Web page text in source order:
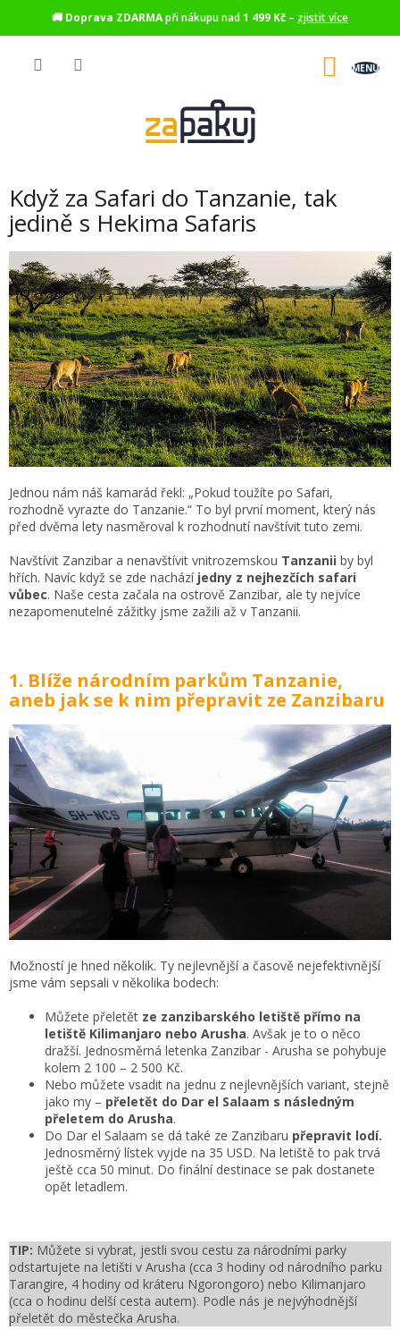
🚚 Doprava ZDARMApři nákupu nad1 499 Kč – zjistit více
Když za Safari do Tanzanie, tak
jedině s Hekima Safaris
Jednou nám náš kamarád řekl: „Pokud toužíte po Safari,
rozhodně vyrazte do Tanzanie.“ To byl první moment, který nás
před dvěma lety nasměroval k rozhodnutí navštívit tuto zemi.
Navštívit Zanzibar a nenavštívit vnitrozemskou Tanzanii by byl
hřích. Navíc když se zde nachází jedny z nejhezčích safari
vůbec. Naše cesta začala na ostrově Zanzibar, ale ty nejvíce
nezapomenutelné zážitky jsme zažili až v Tanzanii.
1. Blíže národním parkům Tanzanie,
aneb jak se k nim přepravit ze Zanzibaru
Možností je hned několik. Ty nejlevnější a časově nejefektivnější
jsme vám sepsali v několika bodech:
Můžete přeletět ze zanzibarského letiště přímo na
letiště Kilimanjaro nebo Arusha. Avšak je to o něco
dražší. Jednosměrná letenka Zanzibar - Arusha se pohybuje
kolem 2 100 – 2 500 Kč.
Nebo můžete vsadit na jednu z nejlevnějších variant, stejně
jako my – přeletět do Dar el Salaam s následným
přeletem do Arusha.
Do Dar el Salaam se dá také ze Zanzibaru přepravit lodí.
Jednosměrný lístek vyjde na 35 USD. Na letiště to pak trvá
ještě cca 50 minut. Do finální destinace se pak dostanete
opět letadlem.
TIP: Můžete si vybrat, jestli svou cestu za národními parky
odstartujete na letišti v Arusha (cca 3 hodiny od národního parku
Tarangire, 4 hodiny od kráteru Ngorongoro) nebo Kilimanjaro
(cca o hodinu delší cesta autem). Podle nás je nejvýhodnější
přeletět do městečka Arusha.